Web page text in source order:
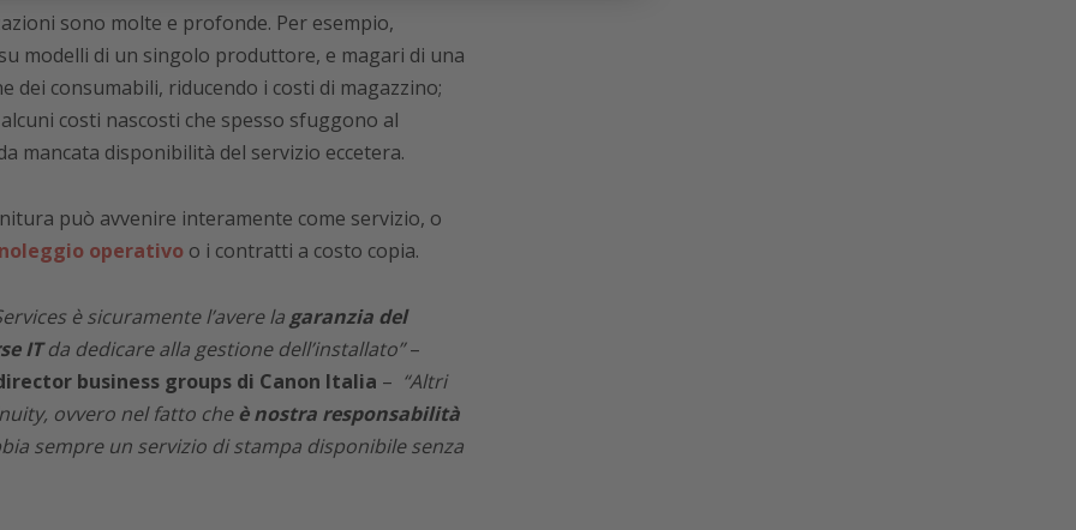
sono molte e profonde. Per esempio,
modelli di un singolo produttore, e magari di una
dei consumabili, riducendo i costi di magazzino;
costi nascosti che spesso sfuggono al
mancata disponibilità del servizio eccetera.
può avvenire interamente come servizio, o
noleggio operativoo i contratti a costo copia.
è sicuramente l’avere la garanzia del
ITda dedicare alla gestione dell’installato”–
business groups di Canon Italia – “Altri
ovvero nel fatto cheè nostra responsabilità
sempre un servizio di stampa disponibile senza